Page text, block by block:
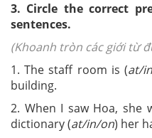
3. Circle the correct
sentences.
(Khoanh tròn các giới từ
1. The staff room is (at/
building.
2. When I saw Hoa, she
dictionary (at/in/on) her